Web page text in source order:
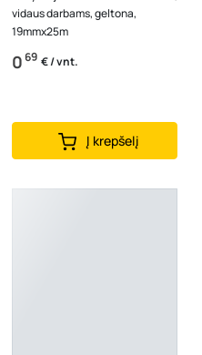
vidaus darbams, geltona,
19mmx25m
069 € / vnt.
Į krepšelį